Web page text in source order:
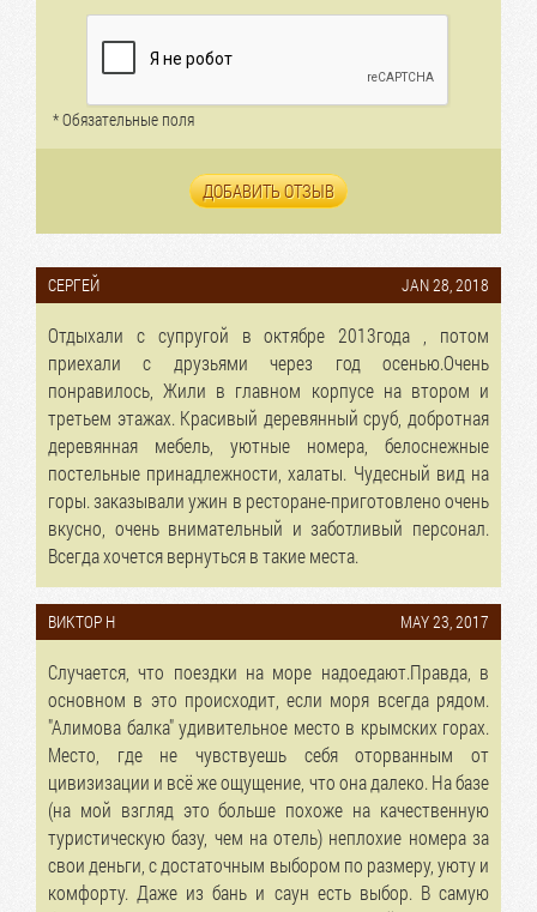
* Обязательные поля
ДОБАВИТЬ ОТЗЫВ
JAN 28, 2018
СЕРГЕЙ
Отдыхали с супругой в октябре 2013года , потом
приехали с друзьями через год осенью.Очень
понравилось, Жили в главном корпусе на втором и
третьем этажах. Красивый деревянный сруб, добротная
деревянная мебель, уютные номера, белоснежные
постельные принадлежности, халаты. Чудесный вид на
горы. заказывали ужин в ресторане-приготовлено очень
вкусно, очень внимательный и заботливый персонал.
Всегда хочется вернуться в такие места.
MAY 23, 2017
ВИКТОР Н
Случается, что поездки на море надоедают.Правда, в
основном в это происходит, если моря всегда рядом.
"Алимова балка" удивительное место в крымских горах.
Место, где не чувствуешь себя оторванным от
цивизизации и всё же ощущение, что она далеко. На базе
(на мой взгляд это больше похоже на качественную
туристическую базу, чем на отель) неплохие номера за
свои деньги, с достаточным выбором по размеру, уюту и
комфорту. Даже из бань и саун есть выбор. В самую